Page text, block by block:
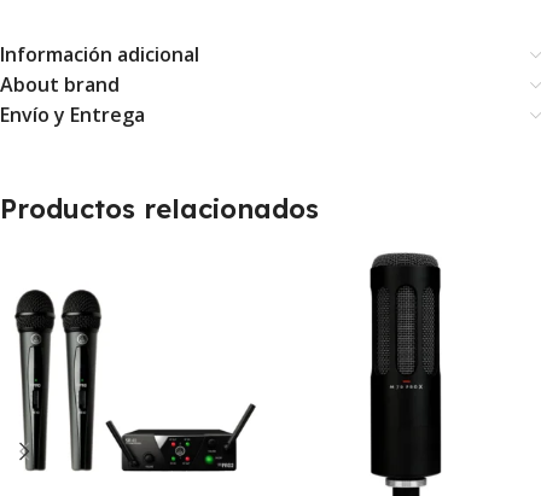
Información adicional
About brand
Envío y Entrega
Productos relacionados